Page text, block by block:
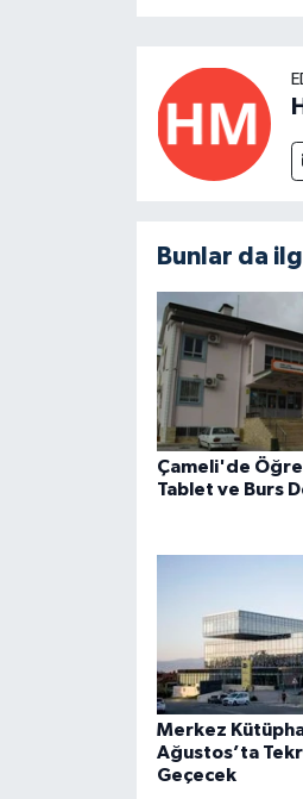
Bunlar da
Çameli'de
Tablet ve Burs
Merkez
Ağustos’ta
Geçecek